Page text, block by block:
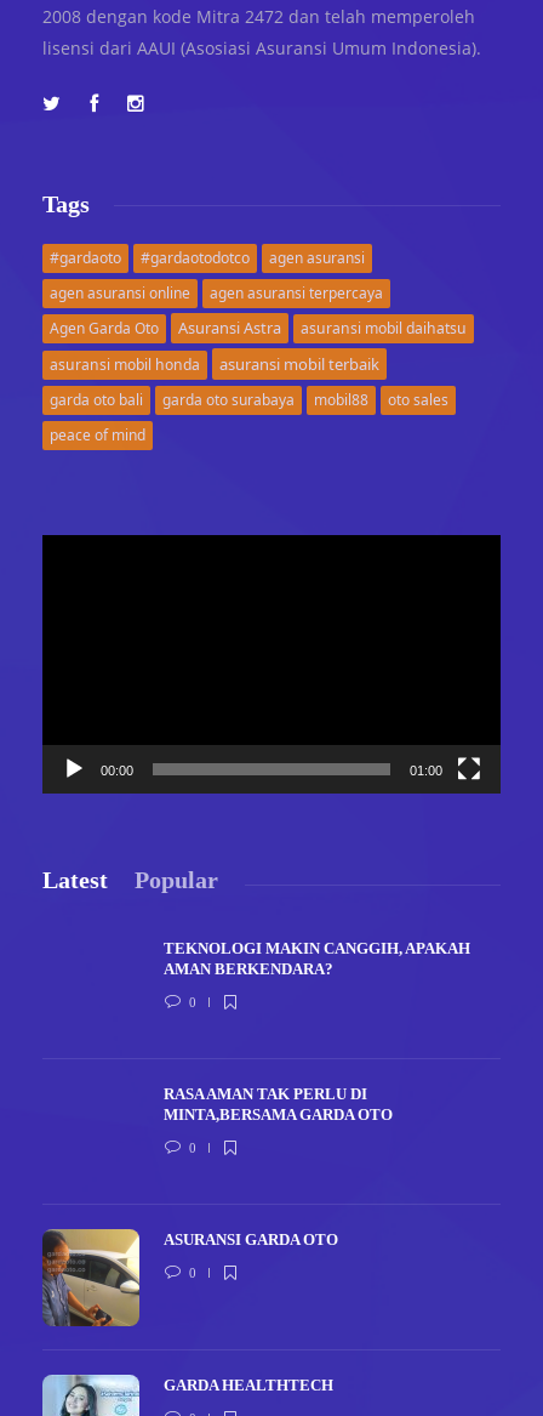
2008 dengan kode Mitra 2472 dan telah memperoleh
lisensi dari AAUI (Asosiasi Asuransi Umum Indonesia).
Tags
#gardaoto #gardaotodotco
agen asuransi
agen asuransi online
agen asuransi terpercaya
Agen Garda Oto
Asuransi Astra
asuransi mobil daihatsu
asuransi mobil honda
asuransi mobil terbaik
garda oto bali garda oto surabaya mobil88
oto sales
peace of mind
00:00 01:00
Latest Popular
TEKNOLOGI MAKIN CANGGIH, APAKAH
AMAN BERKENDARA?
0
RASA AMAN TAK PERLU DI
MINTA,BERSAMA GARDA OTO
0
ASURANSI GARDA OTO
0
GARDA HEALTHTECH